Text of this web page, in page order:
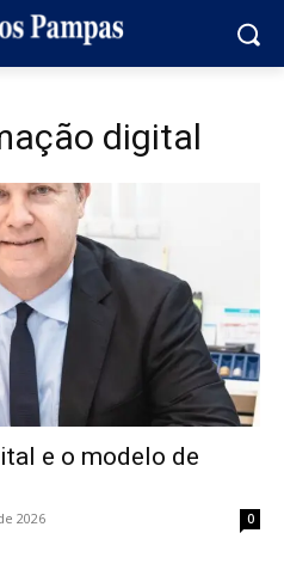
digital
e o modelo de
2026 0